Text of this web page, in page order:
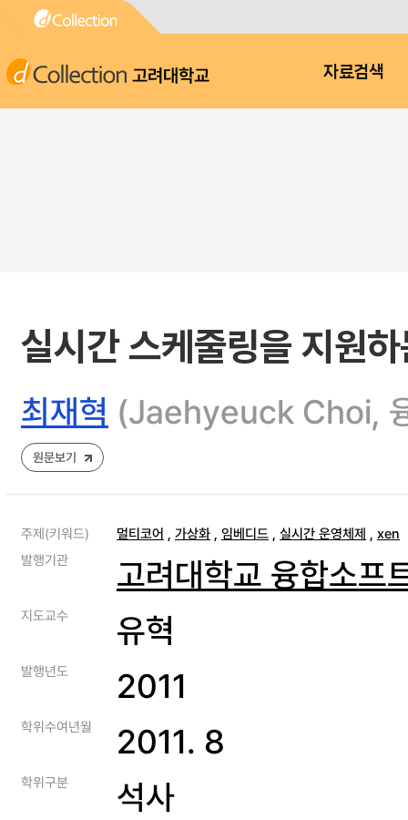
고려대학교 자료검색
실시간 스케줄링을 지원
최재혁 (Jaehyeuck Choi, 융
원문보기
주제(키워드) 멀티코어 , 가상화 , 임베디드 , 실시간 운영체제 , xen
발행기관
고려대학교 융합소프
지도교수 유혁
발행년도 2011
학위수여년월 2011. 8
학위구분 석사